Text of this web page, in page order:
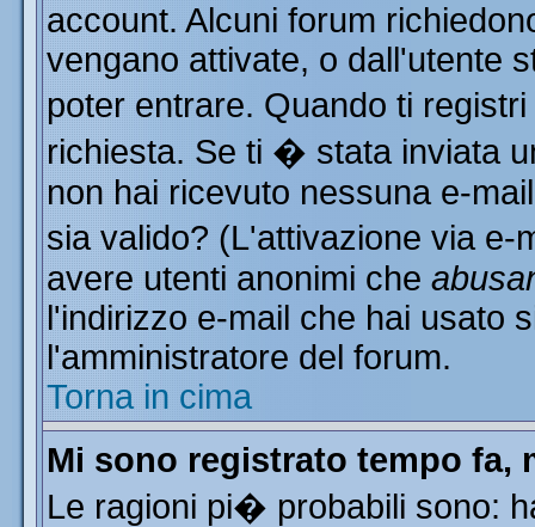
account. Alcuni forum
vengano attivate, o dall'utente
poter entrare. Quando ti
richiesta. Se ti � stata inviata
non hai ricevuto nessuna e-
sia valido? (L'attivazione via
avere utenti anonimi che
l'indirizzo e-mail che hai usato
l'amministratore del forum.
Torna in cima
Mi sono registrato tempo
Le ragioni pi� probabili sono: